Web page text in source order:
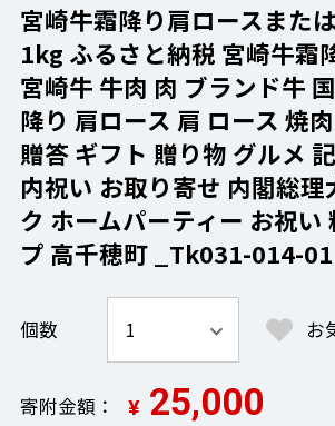
宮崎牛霜降り肩ロースまた
1kg ふるさと納税 宮崎牛霜
宮崎牛 牛肉 肉 ブランド牛
降り 肩ロース 肩 ロース 焼
贈答 ギフト 贈り物 グルメ
内祝い お取り寄せ 内閣総理
ク ホームパーティー お祝い
プ 高千穂町 _Tk031-014-01
個数 お
寄附金額 ¥25,000